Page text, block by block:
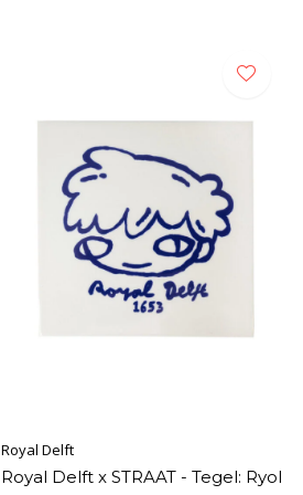
Royal Delft
Royal Delft x STRAAT - Tegel: Ryol